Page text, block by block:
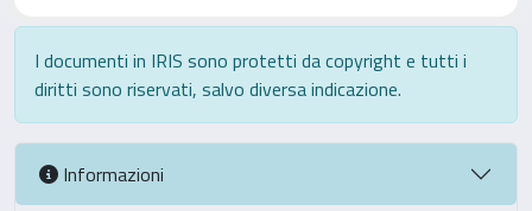
I documenti in IRIS sono protetti da copyright e tutti i
diritti sono riservati, salvo diversa indicazione.
Informazioni